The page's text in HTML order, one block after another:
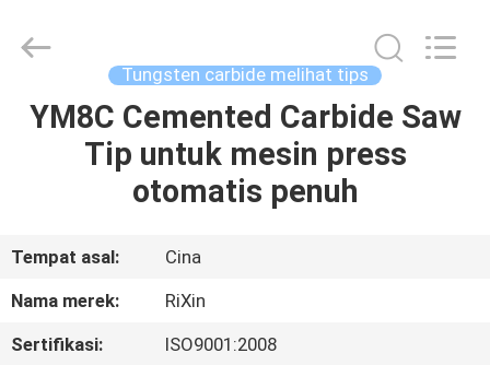
RUMAH
TENTANG
KITA
Carbide
Reserved.
Tungsten carbide melihat tips
YM8C Cemented Carbide Saw
Tip untuk mesin press
otomatis penuh
Tempat asal:
Cina
Nama merek:
RiXin
Sertifikasi:
ISO9001:2008